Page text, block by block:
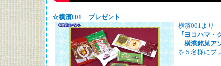
☆横濱001 プレゼント
横濱001より
「ヨコハマ・
横濱銘菓ア
を５名様にプ